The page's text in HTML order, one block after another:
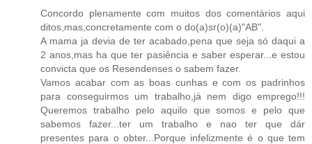
Concordo plenamente com muitos dos comentários aqui
ditos,mas,concretamente com o do(a)sr(o)(a)"AB".
A mama ja devia de ter acabado,pena que seja só daqui a
2 anos,mas ha que ter pasiência e saber esperar...e estou
convicta que os Resendenses o sabem fazer.
Vamos acabar com as boas cunhas e com os padrinhos
para conseguirmos um trabalho,já nem digo emprego!!!
Queremos trabalho pelo aquilo que somos e pelo que
sabemos fazer...ter um trabalho e nao ter que dár
presentes para o obter...Porque infelizmente é o que tem